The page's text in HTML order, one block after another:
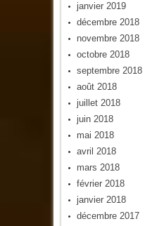
janvier 2019
décembre 2018
novembre 2018
octobre 2018
septembre 2018
août 2018
juillet 2018
juin 2018
mai 2018
avril 2018
mars 2018
février 2018
janvier 2018
décembre 2017